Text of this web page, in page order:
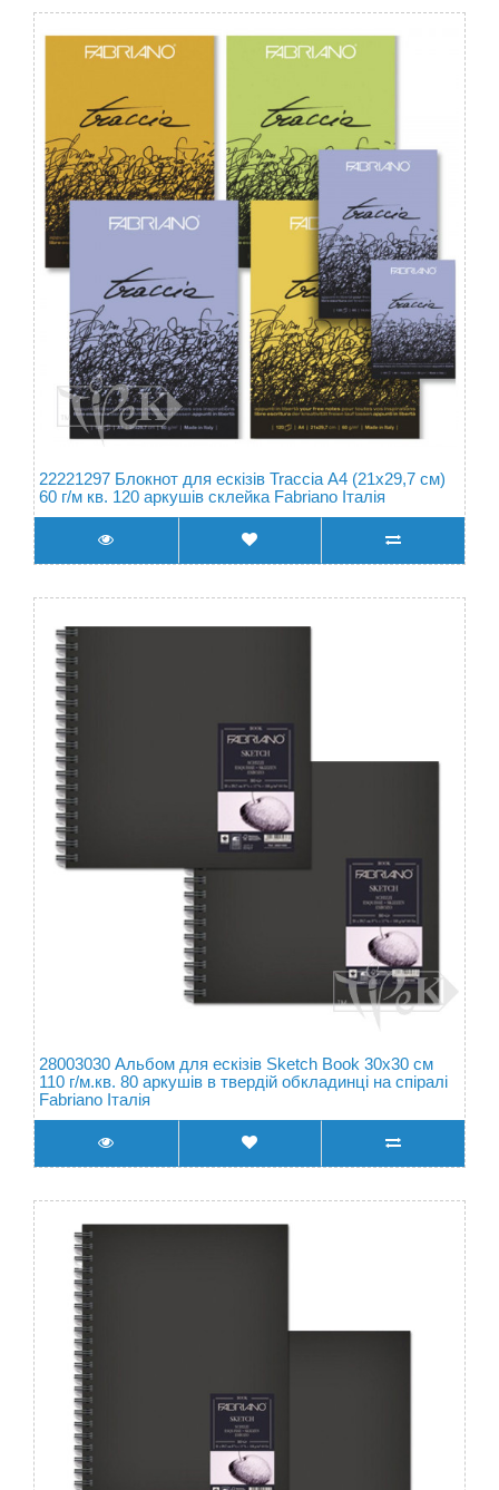
22221297 Блокнот для ескізів Traccia А4 (21х29,7 см)
60 г/м кв. 120 аркушів склейка Fabriano Італія
28003030 Альбом для ескізів Sketch Book 30х30 см
110 г/м.кв. 80 аркушів в твердій обкладинці на спіралі
Fabriano Італія